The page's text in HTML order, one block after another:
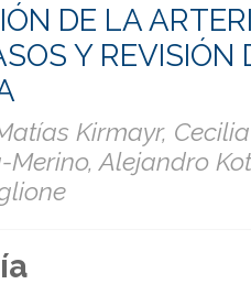
DE LA
Y REVISIÓN
Kirmayr,
Alejandro